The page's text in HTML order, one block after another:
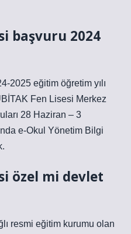
başvuru 2024
2025 eğitim öğretim yılı
Fen Lisesi Merkez
28 Haziran – 3
e-Okul Yönetim Bilgi
özel mi devlet
resmi eğitim kurumu olan